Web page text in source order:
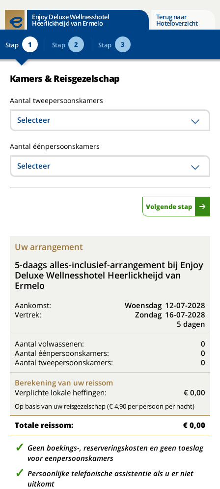
Enjoy Deluxe Wellnesshotel
Heerlickheijd van Ermelo
Terug naar
Hoteloverzicht
Stap 1 Stap 2 Stap 3
Kamers & Reisgezelschap
Aantal tweepersoonskamers
Selecteer
Aantal éénpersoonskamers
Selecteer
Volgende stap
Uw arrangement
5-daags alles-inclusief-arrangement bij Enjoy
Deluxe Wellnesshotel Heerlickheijd van
Ermelo
Aankomst: Woensdag 12-07-2028
Vertrek:
Zondag 16-07-2028
5 dagen
Aantal volwassenen:
0
Aantal éénpersoonskamers:
0
Aantal tweepersoonskamers:
0
Berekening van uw reissom
Verplichte lokale heffingen:
€ 0,00
Op basis van uw reisgezelschap (€ 4,90 per persoon per nacht)
Totale reissom: € 0,00
Geen boekings-, reserveringskosten en geen toeslag
voor eenpersoonskamers
Persoonlijke telefonische assistentie als u er niet
uitkomt